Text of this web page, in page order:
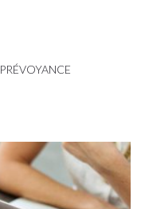
PRÉVOYANCE